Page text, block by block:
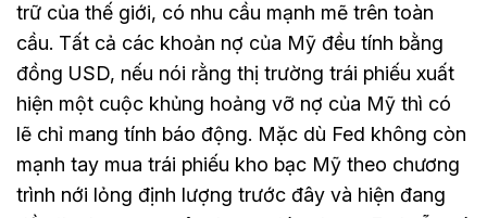
trữ của thế giới, có nhu cầu mạnh mẽ trên toàn
cầu. Tất cả các khoản nợ của Mỹ đều tính bằng
đồng USD, nếu nói rằng thị trường trái phiếu xuất
hiện một cuộc khủng hoảng vỡ nợ của Mỹ thì có
lẽ chỉ mang tính báo động. Mặc dù Fed không còn
mạnh tay mua trái phiếu kho bạc Mỹ theo chương
trình nới lỏng định lượng trước đây và hiện đang